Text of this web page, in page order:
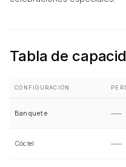
Tabla de
CONFIGURACIÓN
Banquete —
Cóctel —